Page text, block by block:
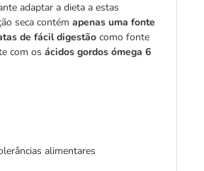
adaptar a dieta a estas
seca contém apenas uma fonte
de fácil digestão como fonte
com os ácidos gordos ómega 6
alimentares